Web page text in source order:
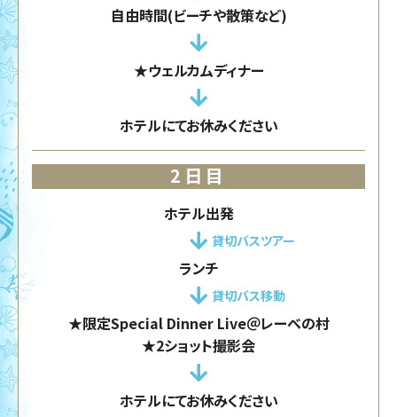
自由時間(ビーチや散策など)
★ウェルカムディナー
ホテルにてお休みください
2日目
ホテル出発
貸切バスツアー
ランチ
貸切バス移動
★限定Special Dinner Live＠レーベの村
★2ショット撮影会
ホテルにてお休みください